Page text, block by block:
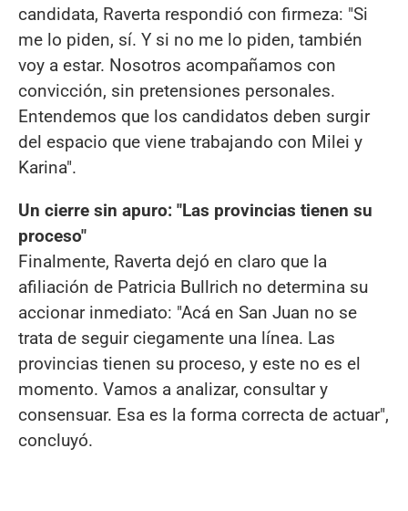
candidata, Raverta respondió con firmeza: "Si
me lo piden, sí. Y si no me lo piden, también
voy a estar. Nosotros acompañamos con
convicción, sin pretensiones personales.
Entendemos que los candidatos deben surgir
del espacio que viene trabajando con Milei y
Karina".
Un cierre sin apuro: "Las provincias tienen su
proceso"
Finalmente, Raverta dejó en claro que la
afiliación de Patricia Bullrich no determina su
accionar inmediato: "Acá en San Juan no se
trata de seguir ciegamente una línea. Las
provincias tienen su proceso, y este no es el
momento. Vamos a analizar, consultar y
consensuar. Esa es la forma correcta de actuar",
concluyó.